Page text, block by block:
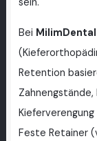
Bei MilimDental
Retention
Feste Retainer